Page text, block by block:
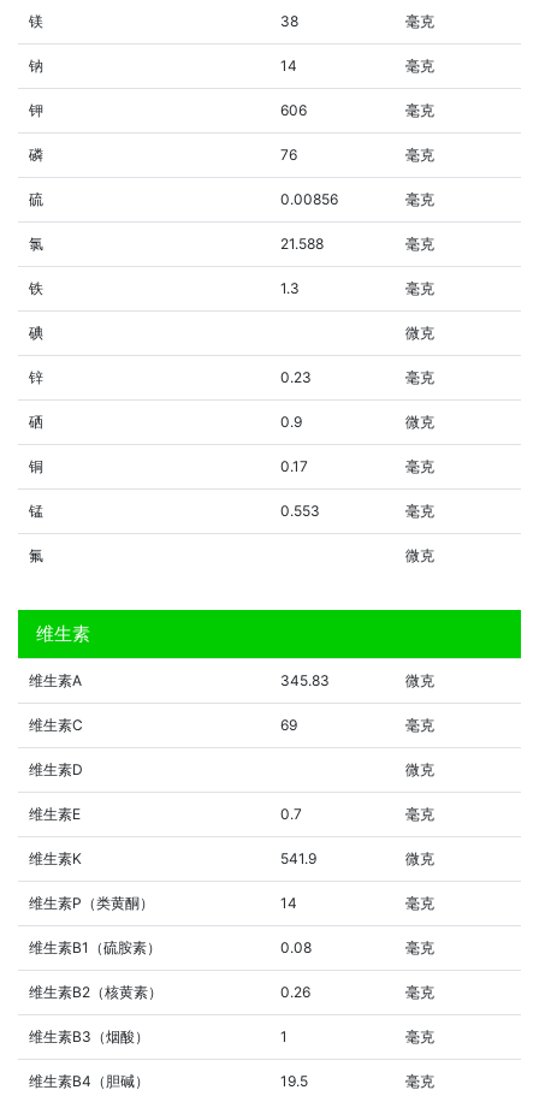
镁 38 毫克
钠 14 毫克
钾 606 毫克
磷 76 毫克
硫 0.00856 毫克
氯 21.588 毫克
铁 1.3 毫克
碘 微克
锌 0.23 毫克
硒 0.9 微克
铜 0.17 毫克
锰 0.553 毫克
氟 微克
维生素
维生素A 345.83 微克
维生素C 69 毫克
维生素D 微克
维生素E 0.7 毫克
维生素K 541.9 微克
维生素P（类黄酮） 14 毫克
维生素B1（硫胺素） 0.08 毫克
维生素B2（核黄素） 0.26 毫克
维生素B3（烟酸） 1 毫克
维生素B4（胆碱） 19.5 毫克